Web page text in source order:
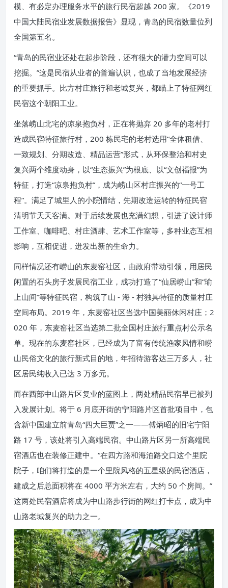
模、有必定办理服务水平的旅行民宿超越 200 家。《2019
中国大陆民宿业发展数据报告》显现，青岛的民宿数量位列
全国第五名。
“青岛的民宿业还处在起步阶段，还有很大的潜力空间可以
挖掘。”这是民宿从业者的普遍认识，也成了当地发展经济
的重要抓手。比方村庄旅行和老城复兴，都瞄上了特征网红
民宿这个朝阳工业。
坐落崂山北宅的凉泉抱负村，正在将抛弃 20 多年的老村打
造成民宿特征旅行村，200 栋民宅的老村选用“全体租借、
一致规划、分期改造、精品运营”形式，从环保整治和村史
复兴两个维度动身，以“生态振兴”为根底、以“文创福报”为
特征，打造“凉泉抱负村”，成为崂山区村庄振兴的“一号工
程”。满足了城里人的小院情结，先期改造运转的特征民宿
清明节天天客满。对于后续发展也充满幻想，引进了设计师
工作室、咖啡吧、村庄酒肆、艺术工作室等，多种业态互相
影响，互相促进，迸发出新的生命力。
同样情况还有崂山的东麦窑社区，由政府带动引领，用居民
闲置的石头房子发展民宿工业，成功打造了“仙居崂山”和“瑜
上山间”等特征民宿，构筑了山 - 海 - 村独具特征的质量村庄
空间布局。2019 年，东麦窑社区当选中国美丽休闲村庄；2
020 年，东麦窑社区当选第二批全国村庄旅行重点村公示名
单。现在的东麦窑社区，已经成为了富有传统渔家风情和崂
山民俗文化的旅行新式目的地，年招待游客达三万多人，社
区居民纯收入已达 3 万多元。
而在西部中山路片区复业的蓝图上，两处精品民宿早已被列
入发展计划。将于 6 月底开街的宁阳路片区首批项目中，包
含新中国建立前青岛“四大巨贾”之一——傅炳昭的旧宅宁阳
路 17 号，该处将引入高端民宿。中山路片区另一所高端民
宿酒店也在装修正建中。“在四方路和海泊路交口这个里院
院子，咱们将打造的是一个里院风格的五星级的民宿酒店，
建成之后总面积将在 4000 平方米左右，大约 50 个房间。”
这两处民宿酒店将成为中山路步行街的网红打卡点，成为中
山路老城复兴的助力之一。